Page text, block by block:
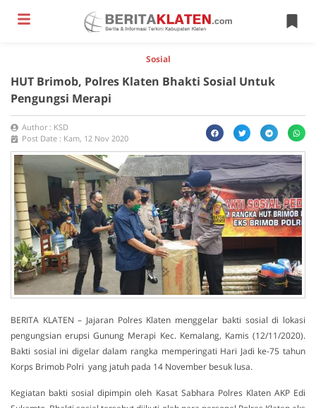
Sosial
HUT Brimob, Polres Klaten Bhakti Sosial Untuk
Pengungsi Merapi
Author : KSD
Post Date : Kam, 12 Nov 2020
BERITA KLATEN – Jajaran Polres Klaten menggelar bakti sosial di lokasi
pengungsian erupsi Gunung Merapi Kec. Kemalang, Kamis (12/11/2020).
Bakti sosial ini digelar dalam rangka memperingati Hari Jadi ke-75 tahun
Korps Brimob Polri yang jatuh pada 14 November besuk lusa.
Kegiatan bakti sosial dipimpin oleh Kasat Sabhara Polres Klaten AKP Edi